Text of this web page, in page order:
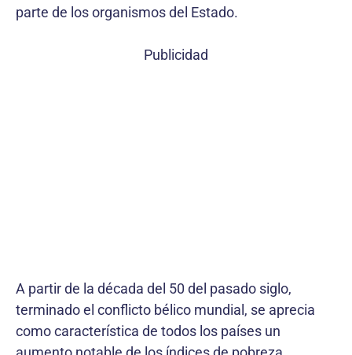
parte de los organismos del Estado.
Publicidad
A partir de la década del 50 del pasado siglo,
terminado el conflicto bélico mundial, se aprecia
como característica de todos los países un